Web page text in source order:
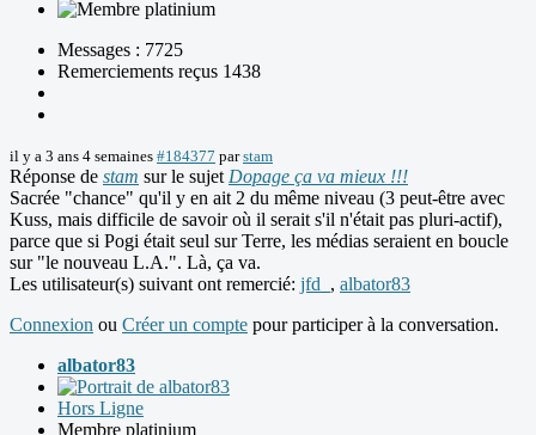
Messages : 7725
Remerciements reçus 1438
il y a 3 ans 4 semaines #184377 parstam
Réponse de stam sur le sujet Dopage ça va mieux !!!
Sacrée "chance" qu'il y en ait 2 du même niveau (3 peut-être avec
Kuss, mais difficile de savoir où il serait s'il n'était pas pluri-actif),
parce que si Pogi était seul sur Terre, les médias seraient en boucle
sur "le nouveau L.A.". Là, ça va.
Les utilisateur(s) suivant ont remercié: jfd_ , albator83
Connexion ou Créer un compte pour participer à la conversation.
albator83
Hors Ligne
Membre platinium